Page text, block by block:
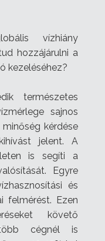
vízhiány
hozzájárulni a
kezeléséhez?
természetes
sajnos
kérdése
jelent. A
is segíti a
Egyre
és
felmérést. Ezen
követő
cégnél is